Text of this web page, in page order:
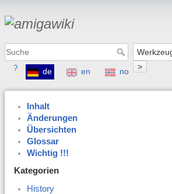
>
? de en no
Inhalt
Änderungen
Übersichten
Glossar
Wichtig !!!
Kategorien
History